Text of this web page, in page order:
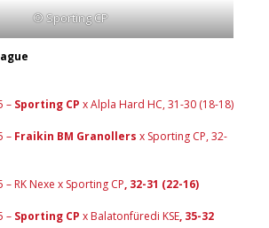
© Sporting CP
– Sporting CP x Alpla Hard HC, 31-30 (18-18)
– Fraikin BM Granollers x Sporting CP, 32-
RK Nexe x Sporting CP, 32-31 (22-16)
– Sporting CP x Balatonfüredi KSE, 35-32